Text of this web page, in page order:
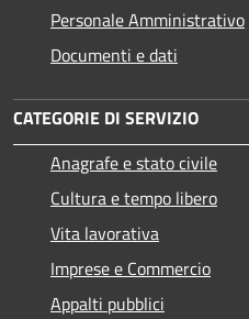
Personale Amministrativo
Documenti e dati
CATEGORIE DI SERVIZIO
Anagrafe e stato civile
Cultura e tempo libero
Vita lavorativa
Imprese e Commercio
Appalti pubblici